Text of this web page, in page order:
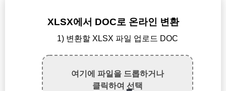
XLSX에서 DOC로 온라인 변환
1) 변환할 XLSX 파일 업로드 DOC
여기에 파일을 드롭하거나
클릭하여 선택